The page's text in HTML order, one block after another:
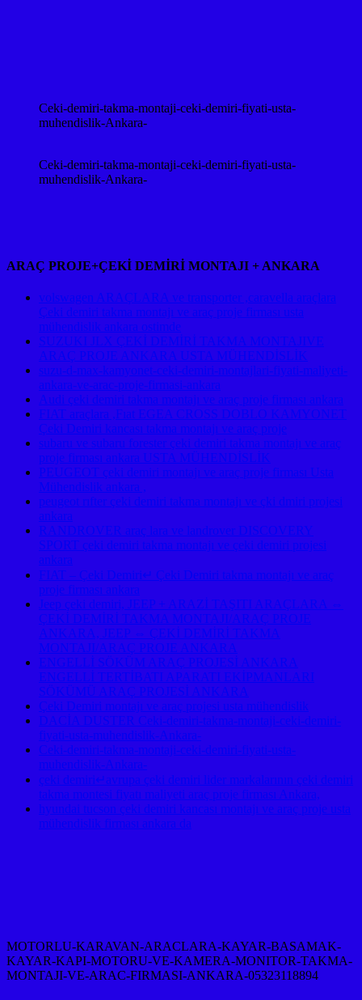
Ceki-demiri-takma-montaji-ceki-demiri-fiyati-usta-
muhendislik-Ankara-
Ceki-demiri-takma-montaji-ceki-demiri-fiyati-usta-
muhendislik-Ankara-
ARAÇ PROJE+ÇEKİ DEMİRİ MONTAJI + ANKARA
volswagen ARAÇLARA ve transporter ,caravella araçlara
Çeki demiri takma montajı ve araç proje firması usta
mühendislik ankara ostimde
SUZUKI JLX ÇEKİ DEMİRİ TAKMA MONTAJIVE
ARAÇ PROJE ANKARA USTA MÜHENDİSLİK
suzu-d-max-kamyonet-ceki-demiri-montajlari-fiyati-maliyeti-
ankara-ve-arac-proje-firmasi-ankara
Audi çeki demiri takma montajı ve araç proje firması ankara
FIAT araçlara ,Fıat EGEA CROSS DOBLO KAMYONET
Çeki Demiri kancası takma montajı ve araç proje
subaru ve subaru forester çeki demiri takma montajı ve araç
proje firması ankara USTA MÜHENDİSLİK
PEUGEOT çeki demiri montajı ve araç proje firması Usta
Mühendislik ankara ,
peugeot rıfter çeki demiri takma montajı ve çki dmiri projesi
ankara
RANDROVER araç lara ve landrover DISCOVERY
SPORT çeki demiri takma montajı ve çeki demiri projesi
ankara
FIAT – Çeki Demiri↵ Çeki Demiri takma montajı ve araç
proje firması ankara
Jeep çeki demiri, JEEP + ARAZİ TAŞITI ARAÇLARA ⇔
ÇEKİ DEMİRİ TAKMA MONTAJI/ARAÇ PROJE
ANKARA, JEEP ⇔ ÇEKİ DEMİRİ TAKMA
MONTAJI/ARAÇ PROJE ANKARA
ENGELLİ SÖKÜM ARAÇ PROJESİ ANKARA
ENGELLİ TERTİBATI APARATI EKİPMANLARI
SÖKÜMÜ ARAÇ PROJESİ ANKARA
Çeki Demiri montajı ve araç projesi usta mühendislik
DACİA DUSTER Ceki-demiri-takma-montaji-ceki-demiri-
fiyati-usta-muhendislik-Ankara-
Ceki-demiri-takma-montaji-ceki-demiri-fiyati-usta-
muhendislik-Ankara-
çeki demiri↵avrupa çeki demiri lider markalarının çeki demiri
takma montesi fiyatı maliyeti araç proje firması Ankara,
hyundai tucson çeki demiri kancası montajı ve araç proje usta
mühendislik firması ankara da
MOTORLU-KARAVAN-ARACLARA-KAYAR-BASAMAK-
KAYAR-KAPI-MOTORU-VE-KAMERA-MONITOR-TAKMA-
MONTAJI-VE-ARAC-FIRMASI-ANKARA-05323118894